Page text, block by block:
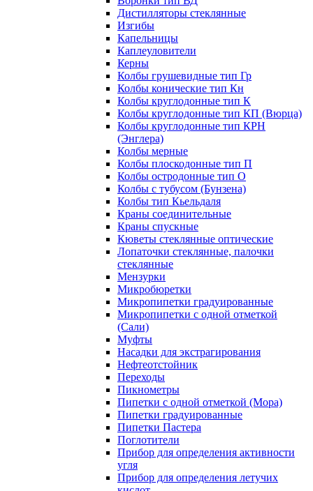
Дистилляторы стеклянные
Изгибы
Капельницы
Каплеуловители
Керны
Колбы грушевидные тип Гр
Колбы конические тип Кн
Колбы круглодонные тип К
Колбы круглодонные тип КП (Вюрца)
Колбы круглодонные тип КРН
(Энглера)
Колбы мерные
Колбы плоскодонные тип П
Колбы остродонные тип О
Колбы с тубусом (Бунзена)
Колбы тип Кьельдаля
Краны соединительные
Краны спускные
Кюветы стеклянные оптические
Лопаточки стеклянные, палочки
стеклянные
Мензурки
Микробюретки
Микропипетки градуированные
Микропипетки с одной отметкой
(Сали)
Муфты
Насадки для экстрагирования
Нефтеотстойник
Переходы
Пикнометры
Пипетки с одной отметкой (Мора)
Пипетки градуированные
Пипетки Пастера
Поглотители
Прибор для определения активности
угля
Прибор для определения летучих